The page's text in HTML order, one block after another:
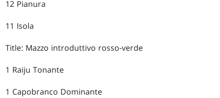
12 Pianura
11 Isola
Title: Mazzo introduttivo rosso-verde
1 Raiju Tonante
1 Capobranco Dominante